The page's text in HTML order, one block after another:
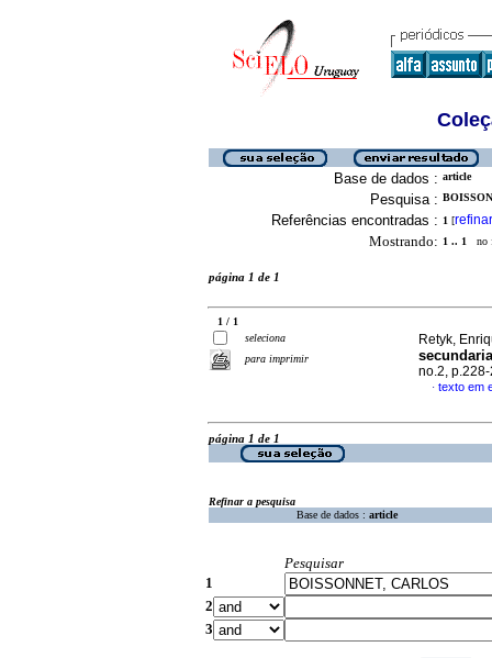
Base de dados : article
Pesquisa :
Referências encontradas : 1 [refinar
Mostrando: 1 .. 1 no
página 1 de 1
1 / 1
seleciona
para imprimir
Retyk,
no.2,
· texto em
página 1 de 1
Refinar a pesquisa
Base de dados : article
Pesquisar
1
2
3